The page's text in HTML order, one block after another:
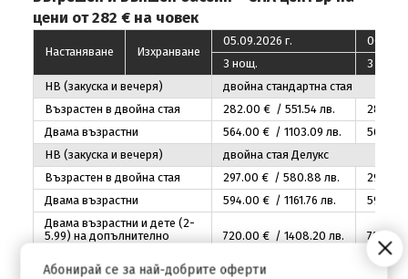
цени от 282 € на човек
Настаняване Изхранване
05.09.2026 г.
3 нощ.
3 нощ.
НВ (закуска и вечеря)
двойна стандартна стая
Възрастен в двойна стая
282.00 € / 551.54лв. 282
Двама възрастни
564.00 € / 1103.09 лв. 564
НВ (закуска и вечеря)
двойна стая Делукс
Възрастен в двойна стая
297.00 € / 580.88 лв. 297
Двама възрастни
594.00 € / 1161.76 лв. 594
Двама възрастни и дете (2-
5.99) на допълнително
720.00 € / 1408.20 лв. 720
Двама възрастни и дете (6-
Абонирай се за най-добрите оферти